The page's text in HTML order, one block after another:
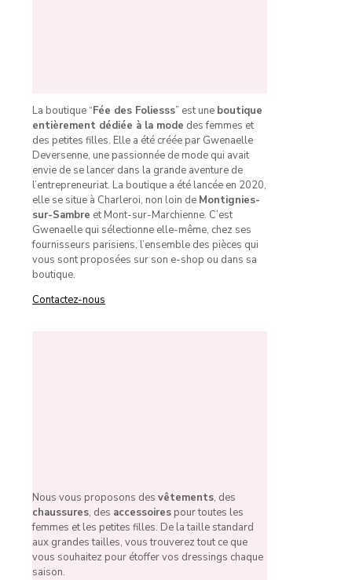
La boutique “Fée des Foliesss” est une boutique
entièrement dédiée à la mode des femmes et
des petites filles. Elle a été créée par Gwenaelle
Deversenne, une passionnée de mode qui avait
envie de se lancer dans la grande aventure de
l’entrepreneuriat. La boutique a été lancée en 2020,
elle se situe à Charleroi, non loin de Montignies-
sur-Sambre et Mont-sur-Marchienne. C’est
Gwenaelle qui sélectionne elle-même, chez ses
fournisseurs parisiens, l’ensemble des pièces qui
vous sont proposées sur son e-shop ou dans sa
boutique.
Contactez-nous
Nous vous proposons des vêtements, des
chaussures, des accessoires pour toutes les
femmes et les petites filles. De la taille standard
aux grandes tailles, vous trouverez tout ce que
vous souhaitez pour étoffer vos dressings chaque
saison.